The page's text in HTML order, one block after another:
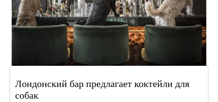
Лондонский бар предлагает коктейли для
собак